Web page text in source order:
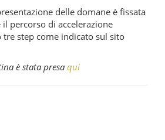
delle domane è fissata
il percorso di accelerazione
step come indicato sul sito
è stata presa qui